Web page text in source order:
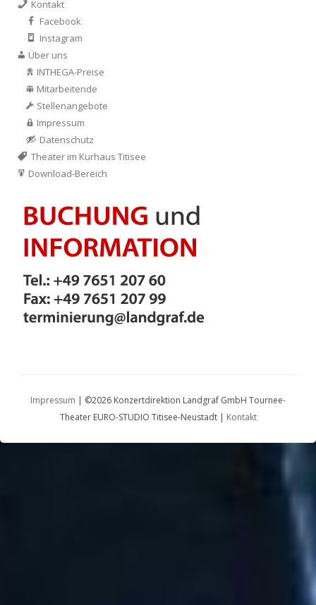
Kontakt
Facebook
Instagram
Über uns
INTHEGA-Preise
Mitarbeitende
Stellenangebote
Impressum
Datenschutz
Theater im Kurhaus Titisee
Download-Bereich
Impressum | ©2026 Konzertdirektion Landgraf GmbH Tournee-
Theater EURO-STUDIO Titisee-Neustadt | Kontakt